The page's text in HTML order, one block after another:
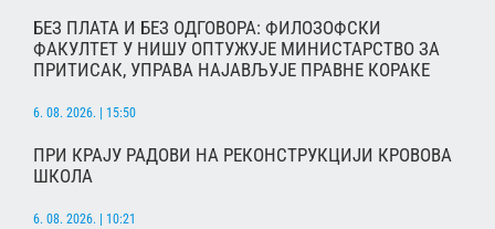
БЕЗ ПЛАТА И БЕЗ ОДГОВОРА: ФИЛОЗОФСКИ
ФАКУЛТЕТ У НИШУ ОПТУЖУЈЕ МИНИСТАРСТВО ЗА
ПРИТИСАК, УПРАВА НАЈАВЉУЈЕ ПРАВНЕ КОРАКЕ
6. 08. 2026. | 15:50
ПРИ КРАЈУ РАДОВИ НА РЕКОНСТРУКЦИЈИ КРОВОВА
ШКОЛА
6. 08. 2026. | 10:21